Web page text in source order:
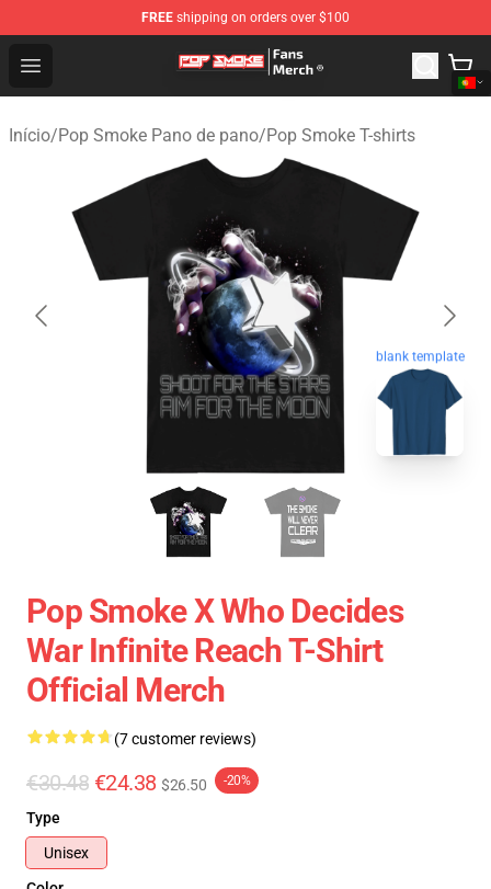
FREE shipping on orders over $100
Open menu
Pop Smoke Store - Official Pop Smoke Merchandise
Início/Pop Smoke Pano de pano/Pop Smoke T-shirts
blank template
Pop Smoke X Who Decides
War Infinite Reach T-Shirt
Official Merch
(7 customer reviews)
€30.48 €24.38 $26.50 -20%
Type
Unisex